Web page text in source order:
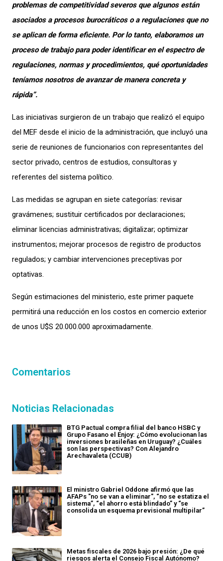
problemas de competitividad severos que algunos están
asociados a procesos burocráticos o a regulaciones que no
se aplican de forma eficiente. Por lo tanto, elaboramos un
proceso de trabajo para poder identificar en el espectro de
regulaciones, normas y procedimientos, qué oportunidades
teníamos nosotros de avanzar de manera concreta y
rápida”.
Las iniciativas surgieron de un trabajo que realizó el equipo
del MEF desde el inicio de la administración, que incluyó una
serie de reuniones de funcionarios con representantes del
sector privado, centros de estudios, consultoras y
referentes del sistema político.
Las medidas se agrupan en siete categorías: revisar
gravámenes; sustituir certificados por declaraciones;
eliminar licencias administrativas; digitalizar; optimizar
instrumentos; mejorar procesos de registro de productos
regulados; y cambiar intervenciones preceptivas por
optativas.
Según estimaciones del ministerio, este primer paquete
permitirá una reducción en los costos en comercio exterior
de unos U$S 20.000.000 aproximadamente.
Comentarios
Noticias Relacionadas
BTG Pactual compra filial del banco HSBC y
Grupo Fasano el Enjoy: ¿Cómo evolucionan las
inversiones brasileñas en Uruguay? ¿Cuáles
son las perspectivas? Con Alejandro
Arechavaleta (CCUB)
El ministro Gabriel Oddone afirmó que las
AFAPs "no se van a eliminar", “no se estatiza el
sistema”, “el ahorro está blindado” y “se
consolida un esquema previsional multipilar”
Metas fiscales de 2026 bajo presión: ¿De qué
riesgos alerta el Consejo Fiscal Autónomo?